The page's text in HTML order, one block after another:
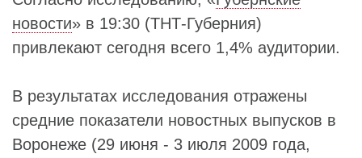
новости» в 19:30 (ТНТ-Губерния)
привлекают сегодня всего 1,4% аудитории.
В результатах исследования отражены
средние показатели новостных выпусков в
Воронеже (29 июня - 3 июля 2009 года,